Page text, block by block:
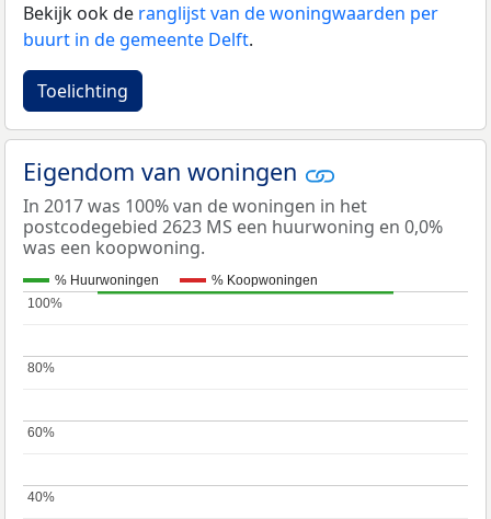
Bekijk ook de ranglijst van de woningwaarden per
buurt in de gemeente Delft.
Toelichting
Eigendom van woningen
In 2017 was 100% van de woningen in het
postcodegebied 2623 MS een huurwoning en 0,0%
was een koopwoning.
% Huurwoningen % Koopwoningen
40%
40%
60%
60%
80%
80%
100%
100%